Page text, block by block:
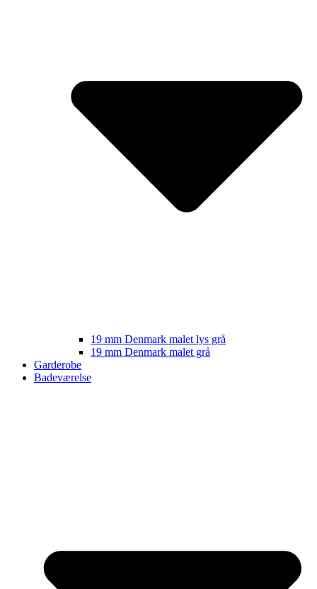
19 mm Denmark malet lys grå
19 mm Denmark malet grå
Garderobe
Badeværelse